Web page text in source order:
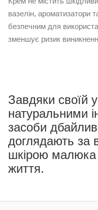
вазелін, ароматизатори
безпечним для
зменшує ризик
Завдяки своїй
натуральними
засоби
доглядають за
шкірою малюка
життя.